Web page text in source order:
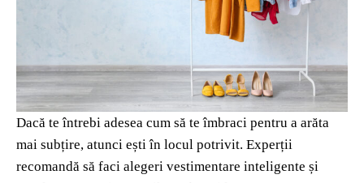
Dacă te întrebi adesea cum să te îmbraci pentru a arăta
mai subțire, atunci ești în locul potrivit. Experții
recomandă să faci alegeri vestimentare inteligente și